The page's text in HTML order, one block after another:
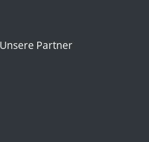
Unsere Partner